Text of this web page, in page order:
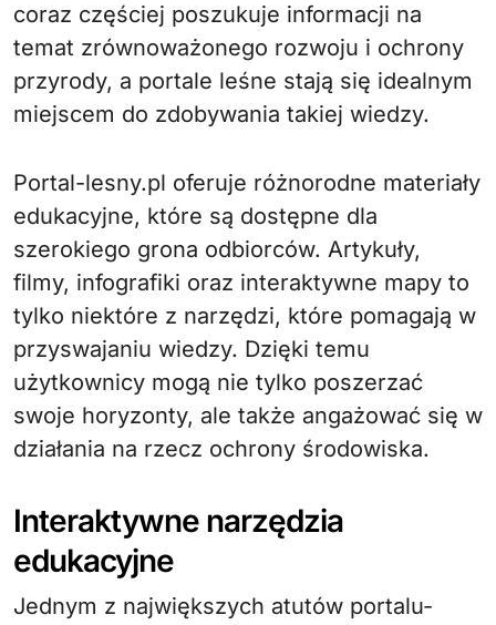
coraz częściej poszukuje informacji na
temat zrównoważonego rozwoju i ochrony
przyrody, a portale leśne stają się idealnym
miejscem do zdobywania takiej wiedzy.
Portal-lesny.pl oferuje różnorodne materiały
edukacyjne, które są dostępne dla
szerokiego grona odbiorców. Artykuły,
filmy, infografiki oraz interaktywne mapy to
tylko niektóre z narzędzi, które pomagają w
przyswajaniu wiedzy. Dzięki temu
użytkownicy mogą nie tylko poszerzać
swoje horyzonty, ale także angażować się w
działania na rzecz ochrony środowiska.
Interaktywne narzędzia
edukacyjne
Jednym z największych atutów portalu-